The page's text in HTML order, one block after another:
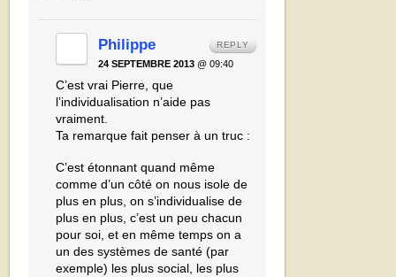
Philippe
24 SEPTEMBRE 2013 @ 09:40
C’est vrai Pierre, que
l’individualisation n’aide pas
vraiment.
Ta remarque fait penser à un truc :
C’est étonnant quand même
comme d’un côté on nous isole de
plus en plus, on s’individualise de
plus en plus, c’est un peu chacun
pour soi, et en même temps on a
un des systèmes de santé (par
exemple) les plus social, les plus
REPLY